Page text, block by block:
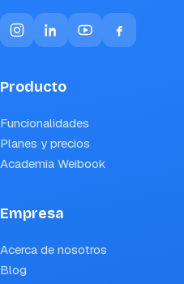
Producto
Funcionalidades
Planes y precios
Academia Weibook
Empresa
Acerca de nosotros
Blog